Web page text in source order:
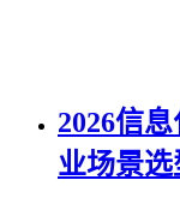
2026信息
业场景